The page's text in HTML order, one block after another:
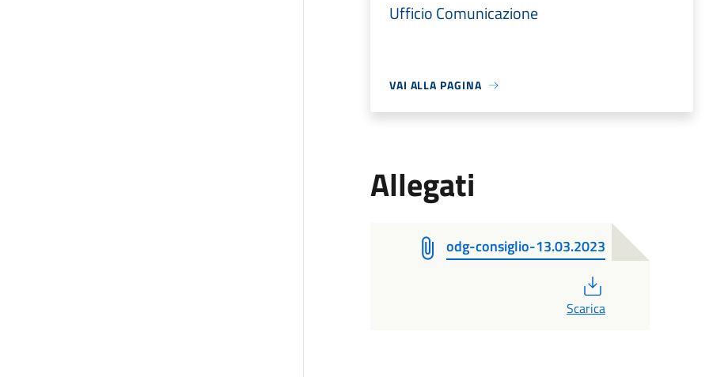
Ufficio Comunicazione
VAI ALLA PAGINA
Allegati
odg-consiglio-13.03.2023
Scarica